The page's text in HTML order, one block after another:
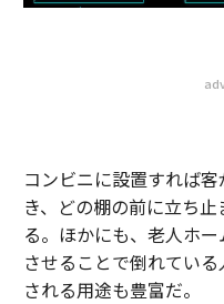
コンビニに設置すれば
き、どの棚の前に立ち
る。ほかにも、老人ホ
させることで倒れてい
される用途も豊富だ。